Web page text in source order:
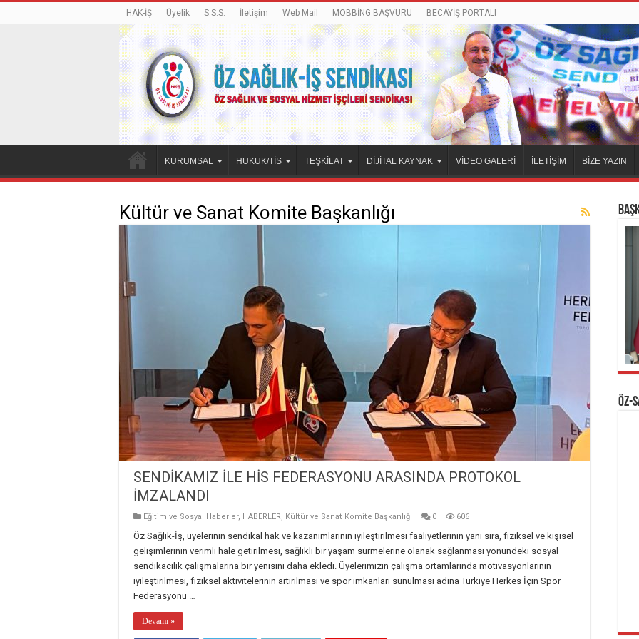
HAK-İŞ Üyelik S.S.S. İletişim Web Mail MOBBİNG BAŞVURU BECAYİŞ PORTALI
KURUMSAL HUKUK/TİS TEŞKİLAT DİJİTAL KAYNAK VİDEO GALERİ İLETİŞİM BİZE YAZIN
Kültür ve Sanat Komite Başkanlığı
SENDİKAMIZ İLE HİS FEDERASYONU ARASINDA PROTOKOL
İMZALANDI
Eğitim ve Sosyal Haberler, HABERLER, Kültür ve Sanat Komite Başkanlığı 0 606
Öz Sağlık-İş, üyelerinin sendikal hak ve kazanımlarının iyileştirilmesi faaliyetlerinin yanı sıra, fiziksel ve kişisel
gelişimlerinin verimli hale getirilmesi, sağlıklı bir yaşam sürmelerine olanak sağlanması yönündeki sosyal
sendikacılık çalışmalarına bir yenisini daha ekledi. Üyelerimizin çalışma ortamlarında motivasyonlarının
iyileştirilmesi, fiziksel aktivitelerinin artırılması ve spor imkanları sunulması adına Türkiye Herkes İçin Spor
Federasyonu …
Devamı »
ÖZ-